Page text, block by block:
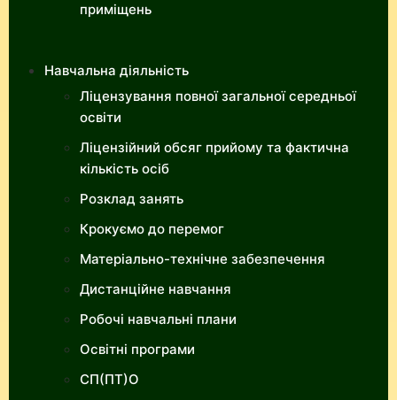
приміщень
Навчальна діяльність
Ліцензування повної загальної середньої
освіти
Ліцензійний обсяг прийому та фактична
кількість осіб
Розклад занять
Крокуємо до перемог
Матеріально-технічне забезпечення
Дистанційне навчання
Робочі навчальні плани
Освітні програми
СП(ПТ)О